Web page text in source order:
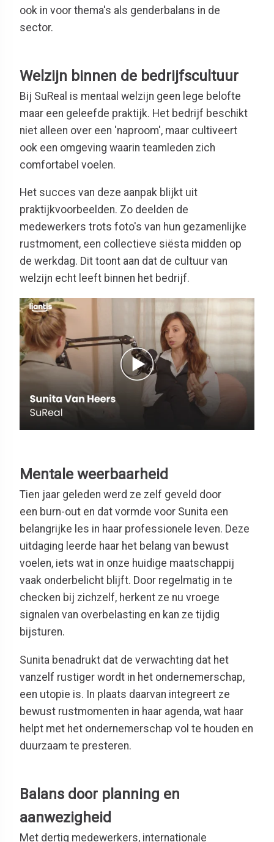
ook in voor thema's als genderbalans in de
sector.
Welzijn binnen de bedrijfscultuur
Bij SuReal is mentaal welzijn geen lege belofte
maar een geleefde praktijk. Het bedrijf beschikt
niet alleen over een 'naproom', maar cultiveert
ook een omgeving waarin teamleden zich
comfortabel voelen.
Het succes van deze aanpak blijkt uit
praktijkvoorbeelden. Zo deelden de
medewerkers trots foto's van hun gezamenlijke
rustmoment, een collectieve siësta midden op
de werkdag. Dit toont aan dat de cultuur van
welzijn echt leeft binnen het bedrijf.
Mentale weerbaarheid
Tien jaar geleden werd ze zelf geveld door
een burn-out en dat vormde voor Sunita een
belangrijke les in haar professionele leven. Deze
uitdaging leerde haar het belang van bewust
voelen, iets wat in onze huidige maatschappij
vaak onderbelicht blijft. Door regelmatig in te
checken bij zichzelf, herkent ze nu vroege
signalen van overbelasting en kan ze tijdig
bijsturen.
Sunita benadrukt dat de verwachting dat het
vanzelf rustiger wordt in het ondernemerschap,
een utopie is. In plaats daarvan integreert ze
bewust rustmomenten in haar agenda, wat haar
helpt met het ondernemerschap vol te houden en
duurzaam te presteren.
Balans door planning en
aanwezigheid
Met dertig medewerkers, internationale